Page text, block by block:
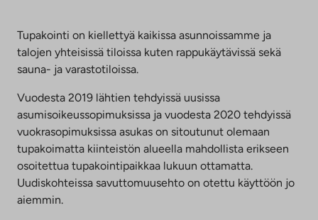
Tupakointi on kiellettyä kaikissa asunnoissamme ja
talojen yhteisissä tiloissa kuten rappukäytävissä sekä
sauna- ja varastotiloissa.
Vuodesta 2019 lähtien tehdyissä uusissa
asumisoikeussopimuksissa ja vuodesta 2020 tehdyissä
vuokrasopimuksissa asukas on sitoutunut olemaan
tupakoimatta kiinteistön alueella mahdollista erikseen
osoitettua tupakointipaikkaa lukuun ottamatta.
Uudiskohteissa savuttomuusehto on otettu käyttöön jo
aiemmin.